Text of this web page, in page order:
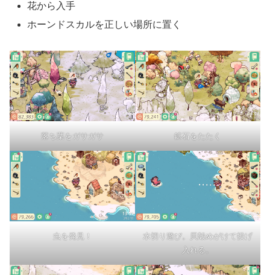
花から入手
ホーンドスカルを正しい場所に置く
落ち葉をガサガサ 鉱石をたたく
虫を発見！
水切り遊び。貝殻めがけて投げ
入れる。